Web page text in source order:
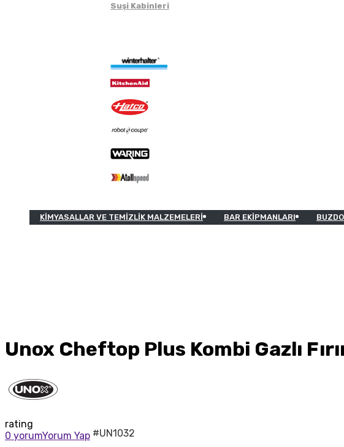
Suşi Kabinleri
KIMYASALLAR VE TEMIZLIK MALZEMELERI BAR EKIPMANLARI
Unox Cheftop Plus Kombi Gazlı
rating
0 yorumYorum Yap #UN1032